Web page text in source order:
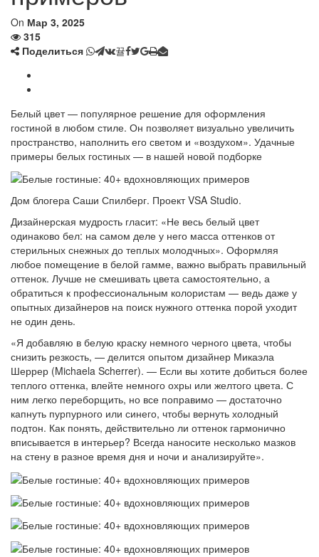
On Мар 3, 2025
315
Поделиться
Белый цвет — популярное решение для оформления
гостиной в любом стиле. Он позволяет визуально увеличить
пространство, наполнить его светом и «воздухом». Удачные
примеры белых гостиных — в нашей новой подборке
Дом блогера Саши Спилберг. Проект VSA Studio.
Дизайнерская мудрость гласит: «Не весь белый цвет
одинаково бел: на самом деле у него масса оттенков от
стерильных снежных до теплых молодчных». Оформляя
любое помещение в белой гамме, важно выбрать правильный
оттенок. Лучше не смешивать цвета самостоятельно, а
обратиться к профессиональным колористам — ведь даже у
опытных дизайнеров на поиск нужного оттенка порой уходит
не один день.
«Я добавляю в белую краску немного черного цвета, чтобы
снизить резкость, — делится опытом дизайнер Микаэла
Шеррер (Michaela Scherrer). — Если вы хотите добиться более
теплого оттенка, влейте немного охры или желтого цвета. С
ним легко переборщить, но все поправимо — достаточно
капнуть пурпурного или синего, чтобы вернуть холодный
подтон. Как понять, действительно ли оттенок гармонично
вписывается в интерьер? Всегда наносите несколько мазков
на стену в разное время дня и ночи и анализируйте».